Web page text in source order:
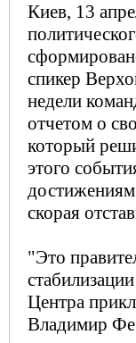
Киев, 13
спикер
недели
отчетом о
который
этого
достижениям
скорая
"Это
Центра
Владимир